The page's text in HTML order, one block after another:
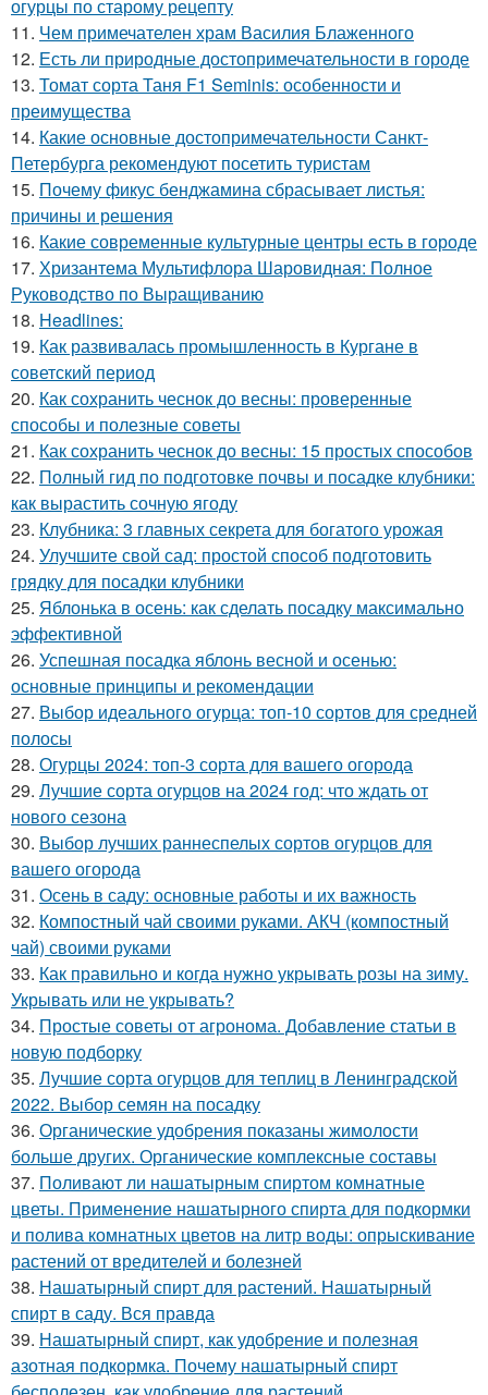
огурцы по старому рецепту
11. Чем примечателен храм Василия Блаженного
12. Есть ли природные достопримечательности в городе
13. Томат сорта Таня F1 Seminis: особенности и
преимущества
14. Какие основные достопримечательности Санкт-
Петербурга рекомендуют посетить туристам
15. Почему фикус бенджамина сбрасывает листья:
причины и решения
16. Какие современные культурные центры есть в городе
17. Хризантема Мультифлора Шаровидная: Полное
Руководство по Выращиванию
18. Headlines:
19. Как развивалась промышленность в Кургане в
советский период
20. Как сохранить чеснок до весны: проверенные
способы и полезные советы
21. Как сохранить чеснок до весны: 15 простых способов
22. Полный гид по подготовке почвы и посадке клубники:
как вырастить сочную ягоду
23. Клубника: 3 главных секрета для богатого урожая
24. Улучшите свой сад: простой способ подготовить
грядку для посадки клубники
25. Яблонька в осень: как сделать посадку максимально
эффективной
26. Успешная посадка яблонь весной и осенью:
основные принципы и рекомендации
27. Выбор идеального огурца: топ-10 сортов для средней
полосы
28. Огурцы 2024: топ-3 сорта для вашего огорода
29. Лучшие сорта огурцов на 2024 год: что ждать от
нового сезона
30. Выбор лучших раннеспелых сортов огурцов для
вашего огорода
31. Осень в саду: основные работы и их важность
32. Компостный чай своими руками. АКЧ (компостный
чай) своими руками
33. Как правильно и когда нужно укрывать розы на зиму.
Укрывать или не укрывать?
34. Простые советы от агронома. Добавление статьи в
новую подборку
35. Лучшие сорта огурцов для теплиц в Ленинградской
2022. Выбор семян на посадку
36. Органические удобрения показаны жимолости
больше других. Органические комплексные составы
37. Поливают ли нашатырным спиртом комнатные
цветы. Применение нашатырного спирта для подкормки
и полива комнатных цветов на литр воды: опрыскивание
растений от вредителей и болезней
38. Нашатырный спирт для растений. Нашатырный
спирт в саду. Вся правда
39. Нашатырный спирт, как удобрение и полезная
азотная подкормка. Почему нашатырный спирт